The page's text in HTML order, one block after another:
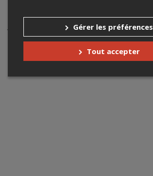
Événements à venir
Votre recherche n'a retourné aucun résultat.
Gérer les préférences
Tout accepter